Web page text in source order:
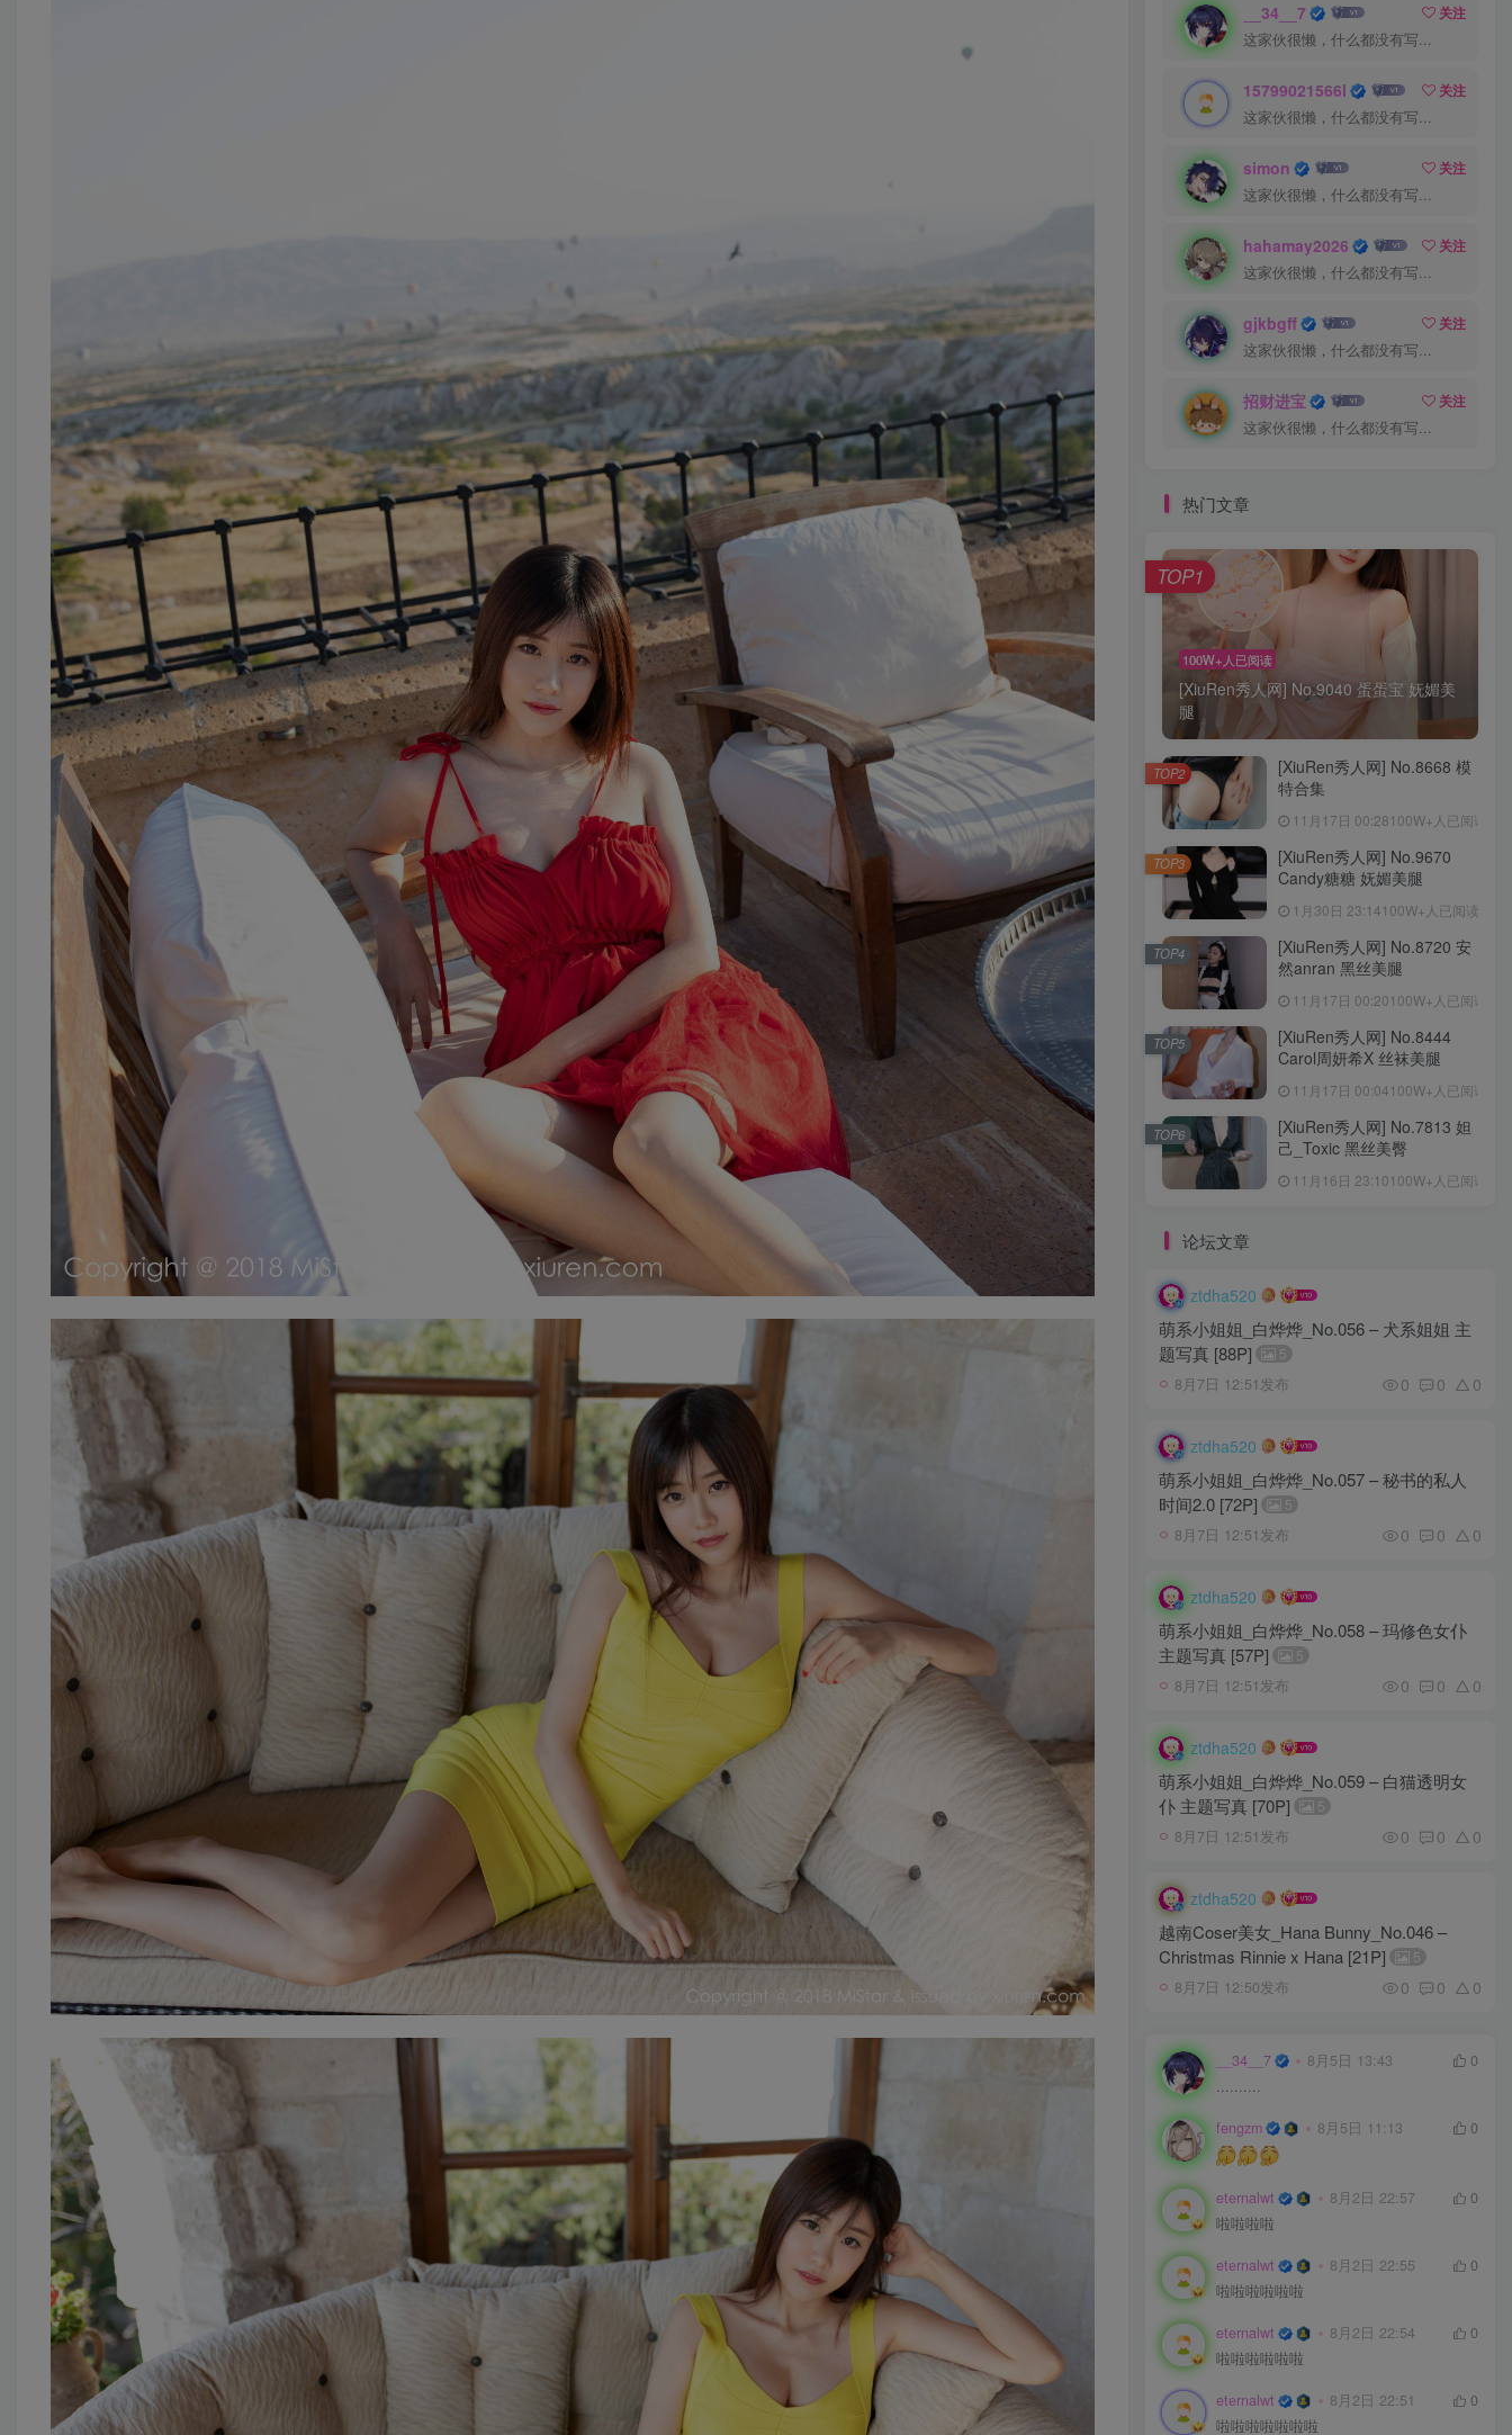
__34__7
关注
这家伙很懒，什么都没有写...
15799021566l
关注
这家伙很懒，什么都没有写...
simon
关注
这家伙很懒，什么都没有写...
hahamay2026
关注
这家伙很懒，什么都没有写...
gjkbgff
关注
这家伙很懒，什么都没有写...
招财进宝
关注
这家伙很懒，什么都没有写...
热门文章
100W+人已阅读
[XiuRen秀人网] No.9040 蛋蛋宝 妩媚美
腿
TOP1
[XiuRen秀人网] No.8668 模
特合集
11月17日 00:28 100W+人已阅读
TOP2
[XiuRen秀人网] No.9670
Candy糖糖 妩媚美腿
1月30日 23:14 100W+人已阅读
TOP3
[XiuRen秀人网] No.8720 安
然anran 黑丝美腿
11月17日 00:20 100W+人已阅读
TOP4
[XiuRen秀人网] No.8444
Carol周妍希X 丝袜美腿
11月17日 00:04 100W+人已阅读
TOP5
[XiuRen秀人网] No.7813 妲
己_Toxic 黑丝美臀
11月16日 23:10 100W+人已阅读
TOP6
论坛文章
ztdha520
萌系小姐姐_白烨烨_No.056 – 犬系姐姐 主
题写真 [88P]
5
8月7日 12:51发布 0 0 0
ztdha520
萌系小姐姐_白烨烨_No.057 – 秘书的私人
时间2.0 [72P]
5
8月7日 12:51发布 0 0 0
ztdha520
萌系小姐姐_白烨烨_No.058 – 玛修色女仆
主题写真 [57P]
5
8月7日 12:51发布 0 0 0
ztdha520
萌系小姐姐_白烨烨_No.059 – 白猫透明女
仆 主题写真 [70P]
5
8月7日 12:51发布 0 0 0
ztdha520
越南Coser美女_Hana Bunny_No.046 –
Christmas Rinnie x Hana [21P]
5
8月7日 12:50发布 0 0 0
__34__7 8月5日 13:43
0
..........
fengzm 8月5日 11:13 0
eternalwt 8月2日 22:57
0
啦啦啦啦
eternalwt 8月2日 22:55
0
啦啦啦啦啦啦
eternalwt 8月2日 22:54
0
啦啦啦啦啦啦
eternalwt 8月2日 22:51
0
啦啦啦啦啦啦啦